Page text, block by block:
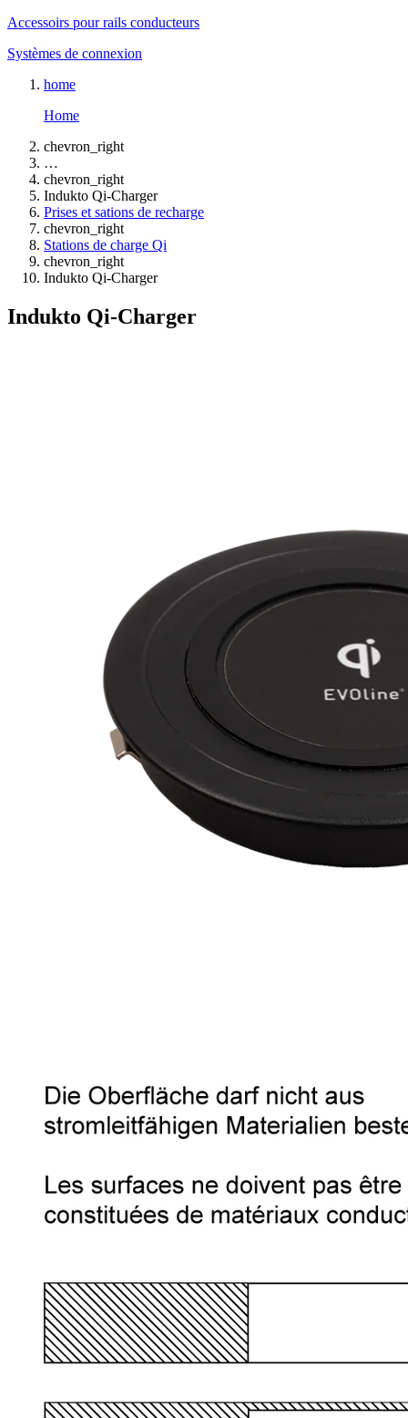
Accessoirs pour rails conducteurs
Systèmes de connexion
home
Home
chevron_right
…
chevron_right
Indukto Qi-Charger
Prises et sations de recharge
chevron_right
Stations de charge Qi
chevron_right
Indukto Qi-Charger
Indukto Qi-Charger